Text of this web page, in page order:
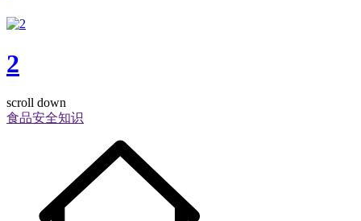
2
scroll down
食品安全知识